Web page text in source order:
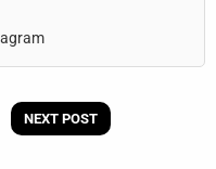
NEXT POST